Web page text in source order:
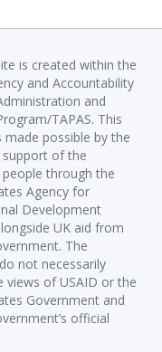
is created within the
and Accountability
and
TAPAS. This
made possible by the
support of the
through the
Agency for
Development
UK aid from
The
not necessarily
views of USAID or the
Government and
official